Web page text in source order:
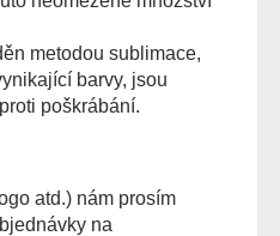
metodou sublimace,
barvy, jsou
poškrábání.
atd.) nám prosím
na